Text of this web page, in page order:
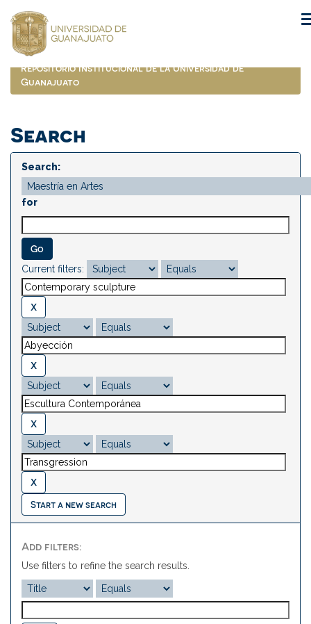
navigation
Repositorio Institucional de la Universidad de
Guanajuato
Search
Search:
for
Current filters:
Start a new search
Add filters:
Use filters to refine the search results.